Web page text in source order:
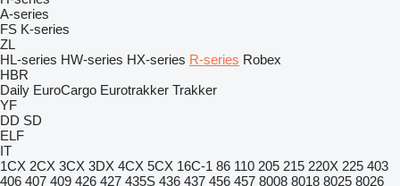
A-series
FS K-series
ZL
HL-series HW-series HX-series R-series Robex
HBR
Daily EuroCargo Eurotrakker Trakker
YF
DD SD
ELF
IT
1CX 2CX 3CX 3DX 4CX 5CX 16C-1 86 110 205 215 220X 225 403
406 407 409 426 427 435S 436 437 456 457 8008 8018 8025 8026